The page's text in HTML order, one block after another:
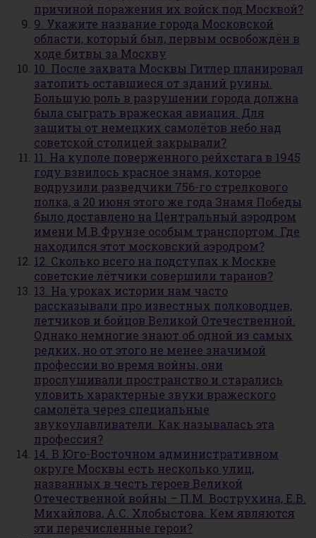
причиной поражения их войск под Москвой?
9. Укажите название города Московской
области, который был, первым освобождён в
ходе битвы за Москву
10. После захвата Москвы Гитлер планировал
затопить оставшиеся от зданий руины.
Большую роль в разрушении города должна
была сыграть вражеская авиация. Для
защиты от немецких самолётов небо над
советской столицей закрывали?
11. На куполе поверженного рейхстага в 1945
году взвилось красное знамя, которое
водрузили разведчики 756-го стрелкового
полка, а 20 июня этого же года Знамя Победы
было доставлено на Центральный аэродром
имени М.В.Фрунзе особым транспортом. Где
находился этот московский аэродром?
12. Сколько всего на подступах к Москве
советские лётчики совершили таранов?
13. На уроках истории нам часто
рассказывали про известных полководцев,
летчиков и бойцов Великой Отечественной.
Однако немногие знают об одной из самых
редких, но от этого не менее значимой
профессии во время войны, они
прослушивали пространство и старались
уловить характерные звуки вражеского
самолёта через специальные
звукоулавливатели. Как называлась эта
профессия?
14. В Юго-Восточном административном
округе Москвы есть несколько улиц,
названных в честь героев Великой
Отечественной войны – П.М. Вострухина, Е.В.
Михайлова, А.С. Хлобыстова. Кем являются
эти перечисленные герои?